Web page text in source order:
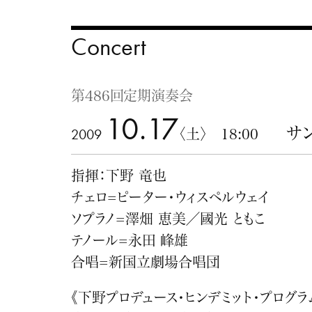
Concert
第486回定期演奏会
2009 10.17〈土〉 18:00 サ
指揮：下野 竜也
チェロ=ピーター・ウィスペルウェイ
ソプラノ=澤畑 恵美／國光 ともこ
テノール=永田 峰雄
合唱=新国立劇場合唱団
《下野プロデュース・ヒンデミット・プログラ